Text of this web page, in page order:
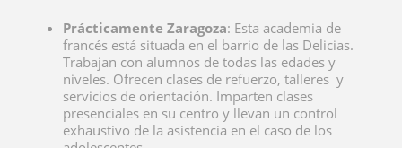
Prácticamente Zaragoza: Esta academia de
francés está situada en el barrio de las Delicias.
Trabajan con alumnos de todas las edades y
niveles. Ofrecen clases de refuerzo, talleres y
servicios de orientación. Imparten clases
presenciales en su centro y llevan un control
exhaustivo de la asistencia en el caso de los